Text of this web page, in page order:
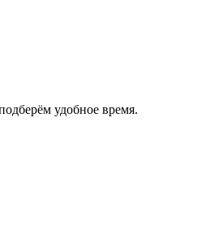
удобное время.